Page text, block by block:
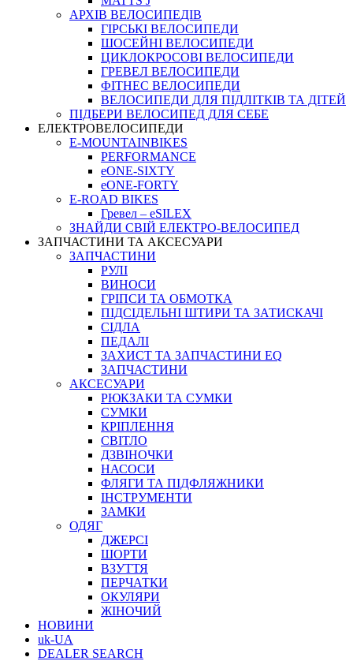
АРХIВ ВЕЛОСИПЕДIВ
ГІРСЬКІ ВЕЛОСИПЕДИ
ШОСЕЙНІ ВЕЛОСИПЕДИ
ЦИКЛОКРОСОВІ ВЕЛОСИПЕДИ
ГРЕВЕЛ ВЕЛОСИПЕДИ
ФІТНЕС ВЕЛОСИПЕДИ
ВЕЛОСИПЕДИ ДЛЯ ПІДЛІТКІВ ТА ДІТЕЙ
ПIДБЕРИ ВЕЛОСИПЕД ДЛЯ СЕБЕ
ЕЛЕКТРОВЕЛОСИПЕДИ
E-MOUNTAINBIKES
PERFORMANCE
eONE-SIXTY
eONE-FORTY
E-ROAD BIKES
Гревел – eSILEX
ЗНАЙДИ СВІЙ ЕЛЕКТРО-ВЕЛОСИПЕД
ЗАПЧАСТИНИ ТА АКСЕСУАРИ
ЗАПЧАСТИНИ
РУЛІ
ВИНОСИ
ГРІПСИ ТА ОБМОТКА
ПІДСІДЕЛЬНІ ШТИРИ ТА ЗАТИСКАЧІ
СІДЛА
ПЕДАЛІ
ЗАХИСТ ТА ЗАПЧАСТИНИ EQ
ЗАПЧАСТИНИ
АКСЕСУАРИ
РЮКЗАКИ ТА СУМКИ
СУМКИ
КРІПЛЕННЯ
СВІТЛО
ДЗВІНОЧКИ
НАСОСИ
ФЛЯГИ ТА ПІДФЛЯЖНИКИ
ІНСТРУМЕНТИ
ЗАМКИ
ОДЯГ
ДЖЕРСІ
ШОРТИ
ВЗУТТЯ
ПЕРЧАТКИ
ОКУЛЯРИ
ЖІНОЧИЙ
НОВИНИ
uk-UA
DEALER SEARCH